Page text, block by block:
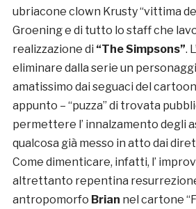
ubriacone clown Krusty “vittima
Groening e di tutto lo staff che
realizzazione di “The Simpsons”.
eliminare dalla serie un
amatissimo dai seguaci del
appunto – “puzza” di trovata
permettere l’ innalzamento degli
qualcosa già messo in atto dai
Come dimenticare, infatti, l’
altrettanto repentina
antropomorfo Brian nel cartone